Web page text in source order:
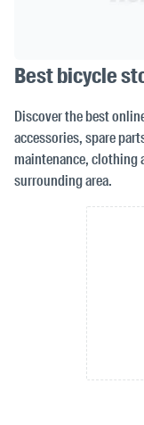
Best bicycle
Discover the best
accessories, spare
maintenance, clothing
surrounding area.